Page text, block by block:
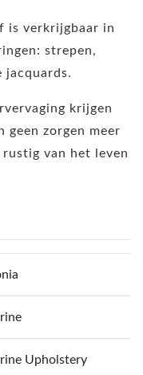
is verkrijgbaar in
strepen,
krijgen
geen zorgen meer
van het leven
Upholstery